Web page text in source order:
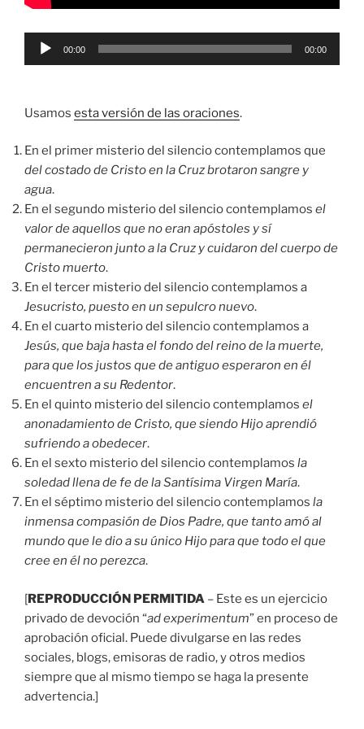
Reproductor
00:00 00:00
Usamos esta versión de las oraciones.
En el primer misterio del silencio contemplamos que
del costado de Cristo en la Cruz brotaron sangre y
agua.
En el segundo misterio del silencio contemplamos el
valor de aquellos que no eran apóstoles y sí
permanecieron junto a la Cruz y cuidaron del cuerpo de
Cristo muerto.
En el tercer misterio del silencio contemplamos a
Jesucristo, puesto en un sepulcro nuevo.
En el cuarto misterio del silencio contemplamos a
Jesús, que baja hasta el fondo del reino de la muerte,
para que los justos que de antiguo esperaron en él
encuentren a su Redentor.
En el quinto misterio del silencio contemplamos el
anonadamiento de Cristo, que siendo Hijo aprendió
sufriendo a obedecer.
En el sexto misterio del silencio contemplamos la
soledad llena de fe de la Santísima Virgen María.
En el séptimo misterio del silencio contemplamos la
inmensa compasión de Dios Padre, que tanto amó al
mundo que le dio a su único Hijo para que todo el que
cree en él no perezca.
[REPRODUCCIÓN PERMITIDA – Este es un ejercicio
privado de devoción “ad experimentum” en proceso de
aprobación oficial. Puede divulgarse en las redes
sociales, blogs, emisoras de radio, y otros medios
siempre que al mismo tiempo se haga la presente
advertencia.]